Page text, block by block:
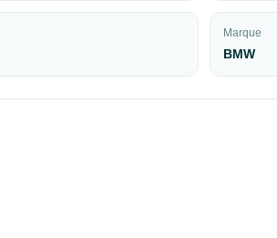
Marque
BMW